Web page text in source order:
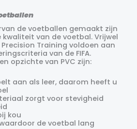
de voetballen gemaakt zijn
van de voetbal. Vrijwel
Training voldoen aan
van de FIFA.
opzichte van PVC zijn:
aan als leer, daarom heeft u
zorgt voor stevigheid
kou
de voetbal lang